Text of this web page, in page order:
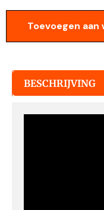
Toevoegen aan
BESCHRIJVING